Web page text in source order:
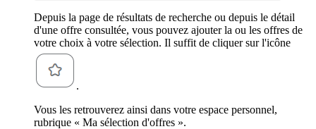
Depuis la page de résultats de recherche ou depuis le détail
d'une offre consultée, vous pouvez ajouter la ou les offres de
votre choix à votre sélection. Il suffit de cliquer sur l'icône
.
Vous les retrouverez ainsi dans votre espace personnel,
rubrique « Ma sélection d'offres ».